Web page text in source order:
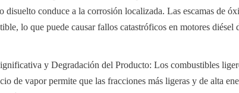
disuelto conduce a la corrosión localizada. Las escamas de
lo que puede causar fallos catastróficos en motores diésel
y Degradación del Producto: Los combustibles
de vapor permite que las fracciones más ligeras y de alta